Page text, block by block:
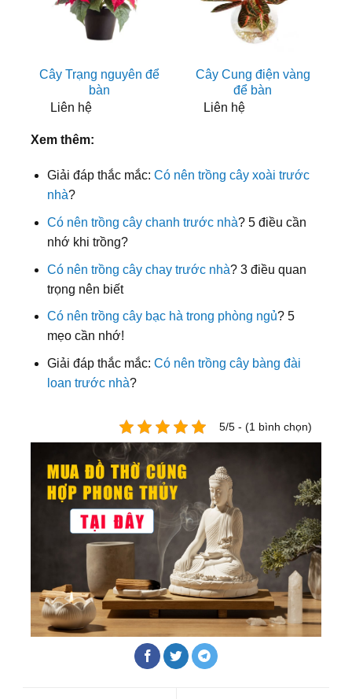
Cây Trạng nguyên để
bàn
Liên hệ
Cây Cung điện vàng
để bàn
Liên hệ
Xem thêm:
Giải đáp thắc mắc: Có nên trồng cây xoài trước
nhà?
Có nên trồng cây chanh trước nhà? 5 điều cần
nhớ khi trồng?
Có nên trồng cây chay trước nhà? 3 điều quan
trọng nên biết
Có nên trồng cây bạc hà trong phòng ngủ? 5
mẹo cần nhớ!
Giải đáp thắc mắc: Có nên trồng cây bàng đài
loan trước nhà?
5/5 - (1 bình chọn)